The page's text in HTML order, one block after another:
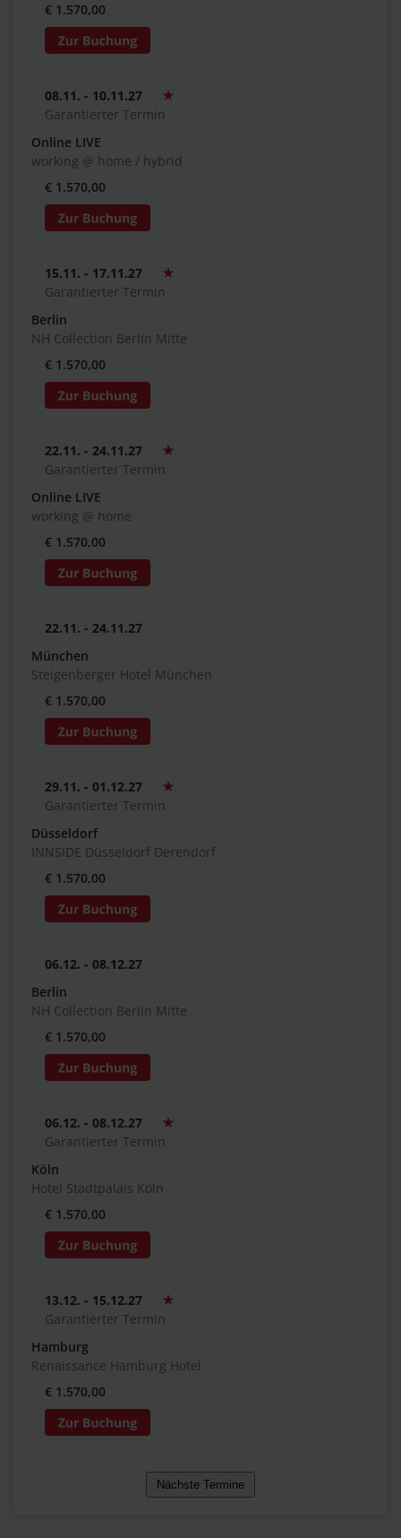
€ 1.570,00
08.11. - 10.11.27
Garantierter Termin
Online LIVE
working @ home / hybrid
€ 1.570,00
15.11. - 17.11.27
Garantierter Termin
Berlin
NH Collection Berlin Mitte
€ 1.570,00
22.11. - 24.11.27
Garantierter Termin
Online LIVE
working @ home
€ 1.570,00
22.11. - 24.11.27
München
Steigenberger Hotel München
€ 1.570,00
29.11. - 01.12.27
Garantierter Termin
Düsseldorf
INNSIDE Düsseldorf Derendorf
€ 1.570,00
06.12. - 08.12.27
Berlin
NH Collection Berlin Mitte
€ 1.570,00
06.12. - 08.12.27
Garantierter Termin
Köln
Hotel Stadtpalais Köln
€ 1.570,00
13.12. - 15.12.27
Garantierter Termin
Hamburg
Renaissance Hamburg Hotel
€ 1.570,00